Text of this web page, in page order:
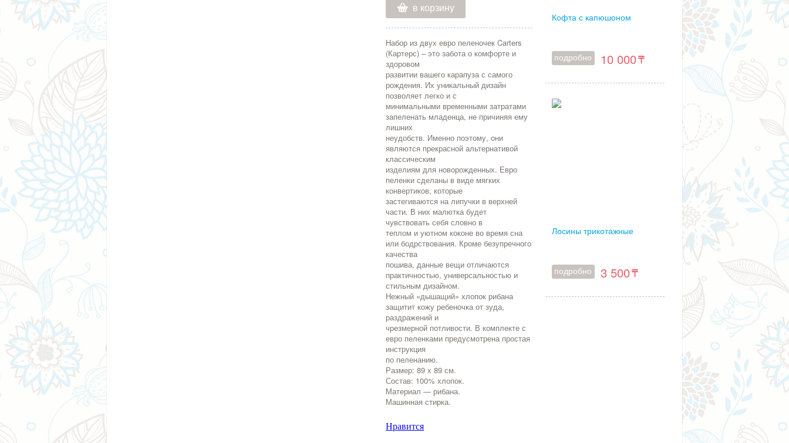
в корзину
Набор из двух евро пеленочек Carters
(Картерс) – это забота о комфорте и
здоровом
развитии вашего карапуза с самого
рождения. Их уникальный дизайн
позволяет легко и с
минимальными временными затратами
запеленать младенца, не причиняя ему
лишних
неудобств. Именно поэтому, они
являются прекрасной альтернативой
классическим
изделиям для новорожденных. Евро
пеленки сделаны в виде мягких
конвертиков, которые
застегиваются на липучки в верхней
части. В них малютка будет
чувствовать себя словно в
теплом и уютном коконе во время сна
или бодрствования. Кроме безупречного
качества
пошива, данные вещи отличаются
практичностью, универсальностью и
стильным дизайном.
Нежный «дышащий» хлопок рибана
защитит кожу ребеночка от зуда,
раздражений и
чрезмерной потливости. В комплекте с
евро пеленками предусмотрена простая
инструкция
по пеленанию.
Размер: 89 х 89 см.
Состав: 100% хлопок.
Материал — рибана.
Машинная стирка.
Нравится
Кофта с капюшоном
подробно 10 000
Лосины трикотажные
подробно 3 500